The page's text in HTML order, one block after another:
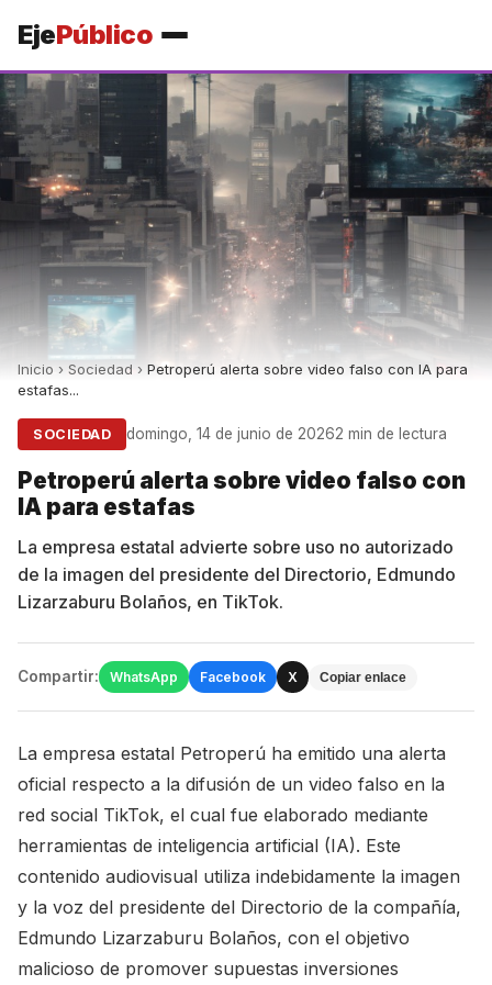
EjePúblico
Inicio › Sociedad › Petroperú alerta sobre video falso con IA para
estafas...
SOCIEDAD domingo, 14 de junio de 20262 min de lectura
Petroperú alerta sobre video falso con
IA para estafas
La empresa estatal advierte sobre uso no autorizado
de la imagen del presidente del Directorio, Edmundo
Lizarzaburu Bolaños, en TikTok.
Compartir: WhatsApp Facebook X Copiar enlace
La empresa estatal Petroperú ha emitido una alerta
oficial respecto a la difusión de un video falso en la
red social TikTok, el cual fue elaborado mediante
herramientas de inteligencia artificial (IA). Este
contenido audiovisual utiliza indebidamente la imagen
y la voz del presidente del Directorio de la compañía,
Edmundo Lizarzaburu Bolaños, con el objetivo
malicioso de promover supuestas inversiones